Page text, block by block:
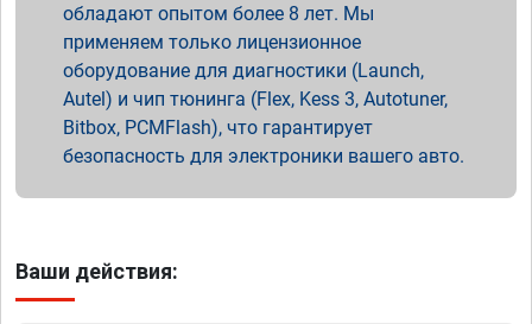
обладают опытом более 8 лет. Мы
применяем только лицензионное
оборудование для диагностики (Launch,
Autel) и чип тюнинга (Flex, Kess 3, Autotuner,
Bitbox, PCMFlash), что гарантирует
безопасность для электроники вашего авто.
Ваши действия: